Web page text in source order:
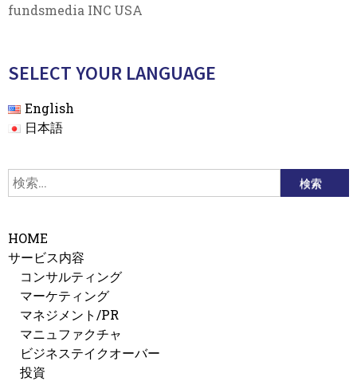
fundsmedia INC USA
SELECT YOUR LANGUAGE
English
日本語
検
索:
HOME
サービス内容
コンサルティング
マーケティング
マネジメント/PR
マニュファクチャ
ビジネステイクオーバー
投資